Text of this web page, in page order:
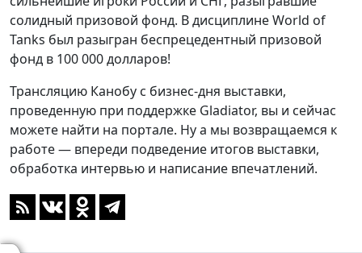
солидный призовой фонд. В дисциплине World of
Tanks был разыгран беспрецедентный призовой
фонд в 100 000 долларов!
Трансляцию Канобу с бизнес-дня выставки,
проведенную при поддержке Gladiator, вы и сейчас
можете найти на портале. Ну а мы возвращаемся к
работе — впереди подведение итогов выставки,
обработка интервью и написание впечатлений.